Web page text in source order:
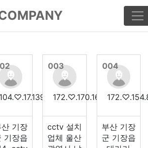
104.♡.17.139
산 기장
기장읍
003
172.♡.170.168
cctv 설치
업체 울산
004
부산 기장
군 기장읍